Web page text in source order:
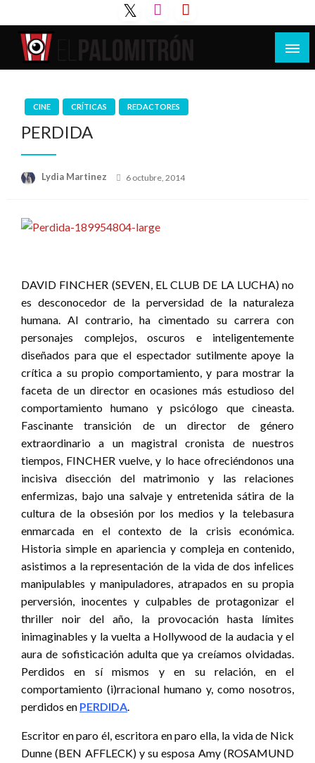
al
contenido
Tu espacio de la industria de cine española y
CINE CRÍTICAS REDACTORES
PERDIDA
Lydia Martinez
Publicado
6 octubre, 2014
DAVID FINCHER (SEVEN, EL CLUB DE LA LUCHA) no
es desconocedor de la perversidad de la naturaleza
humana. Al contrario, ha cimentado su carrera con
personajes complejos, oscuros e inteligentemente
diseñados para que el espectador sutilmente apoye la
crítica a su propio comportamiento, y para mostrar la
faceta de un director en ocasiones más estudioso del
comportamiento humano y psicólogo que cineasta.
Fascinante transición de un director de género
extraordinario a un magistral cronista de nuestros
tiempos, FINCHER vuelve, y lo hace ofreciéndonos una
incisiva disección del matrimonio y las relaciones
enfermizas, bajo una salvaje y entretenida sátira de la
cultura de la obsesión por los medios y la telebasura
enmarcada en el contexto de la crisis económica.
Historia simple en apariencia y compleja en contenido,
asistimos a la representación de la vida de dos infelices
manipulables y manipuladores, atrapados en su propia
perversión, inocentes y culpables de protagonizar el
thriller noir del año, la provocación hasta límites
inimaginables y la vuelta a Hollywood de la audacia y el
aura de sofisticación adulta que ya creíamos olvidadas.
Perdidos en sí mismos y en su relación, en el
comportamiento (i)rracional humano y, como nosotros,
perdidos en PERDIDA.
Escritor en paro él, escritora en paro ella, la vida de Nick
Dunne (BEN AFFLECK) y su esposa Amy (ROSAMUND